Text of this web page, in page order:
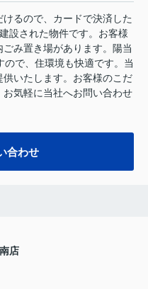
るので、カードで決済した
設された物件です。お客様
み置き場があります。陽当
ので、住環境も快適です。当
いたします。お客様のこだ
気軽に当社へお問い合わせ
合わせ
店